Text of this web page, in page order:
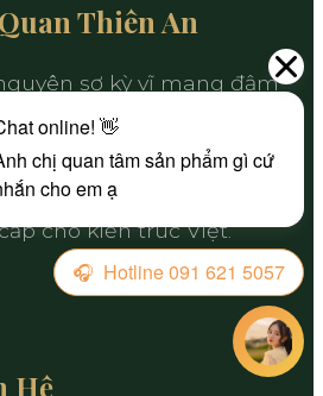
Thiên An
sơ kỳ vĩ mang đậm
An cung cấp và chế tác
hợp hoàn hảo cùng các
hoàn mỹ, kiến tạo môi
cho kiến trúc Việt.
Hệ